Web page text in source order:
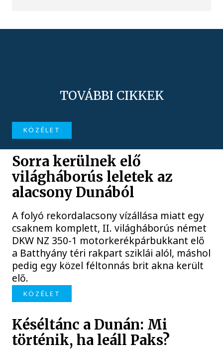
TOVÁBBI CIKKEK
KÖZÉLET
Sorra kerülnek elő
világháborús leletek az
alacsony Dunából
A folyó rekordalacsony vízállása miatt egy
csaknem komplett, II. világháborús német
DKW NZ 350-1 motorkerékpárbukkant elő
a Batthyány téri rakpart sziklái alól, máshol
pedig egy közel féltonnás brit akna került
elő.
KÖZÉLET
Késéltánc a Dunán: Mi
történik, ha leáll Paks?